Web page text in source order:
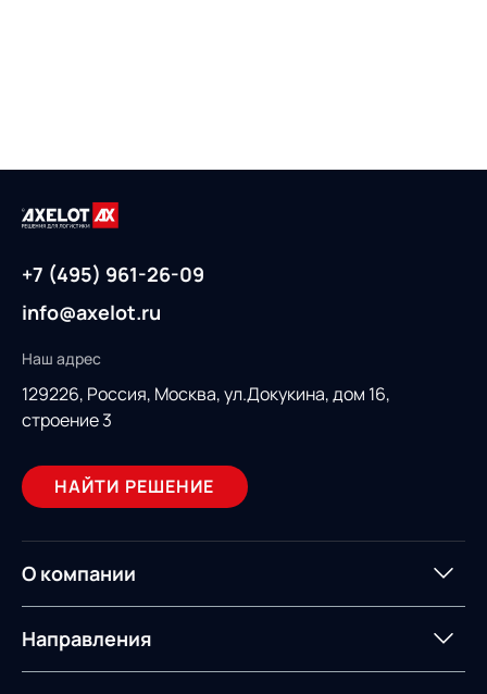
+7 (495) 961-26-09
info@axelot.ru
Наш адрес
129226, Россия, Москва, ул.Докукина, дом 16,
строение 3
НАЙТИ РЕШЕНИЕ
О компании
О компании
ИТ-аккредитация
Импортозамещение
Направления